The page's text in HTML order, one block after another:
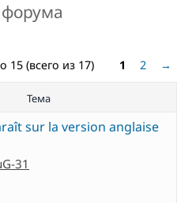
15 (всего из 17) 1 2 →
Тема
sur la version anglaise
31